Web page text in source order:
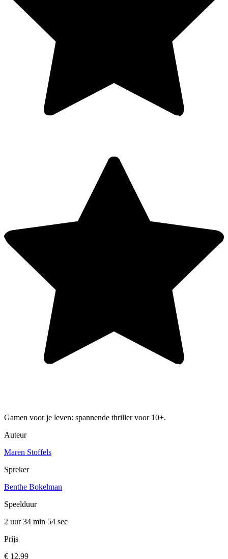
Gamen voor je leven: spannende thriller voor 10+.
Auteur
Maren Stoffels
Spreker
Benthe Bokelman
Speelduur
2 uur 34 min 54 sec
Prijs
€ 12,99